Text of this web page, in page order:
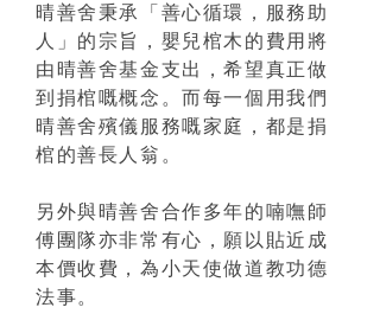
晴善舍秉承「善心循環，服務助
人」的宗旨，嬰兒棺木的費用將
由晴善舍基金支出，希望真正做
到捐棺嘅概念。而每一個用我們
晴善舍殯儀服務嘅家庭，都是捐
棺的善長人翁。
另外與晴善舍合作多年的喃嘸師
傅團隊亦非常有心，願以貼近成
本價收費，為小天使做道教功德
法事。